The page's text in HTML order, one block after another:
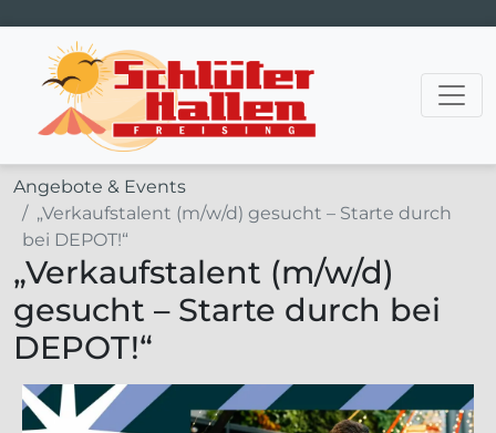
Hauptnavigation
Angebote & Events
„Verkaufs­talent (m/w/d) gesucht – Starte durch
bei DEPOT!“
„Verkaufs­talent (m/w/d)
gesucht – Starte durch bei
DEPOT!“